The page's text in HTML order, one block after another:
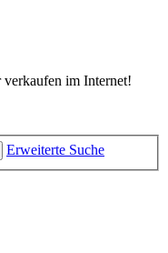
im Internet!
Erweiterte Suche